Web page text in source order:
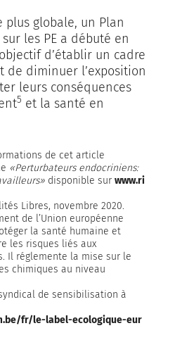
plus globale, un Plan
les PE a débuté en
d’établir un cadre
de diminuer l’exposition
leurs conséquences
5 et la santé en
de cet article
«Perturbateurs endocriniens:
disponible sur www.ri
Libres, novembre 2020.
de l’Union européenne
la santé humaine et
les risques liés aux
Il réglemente la mise sur le
chimiques au niveau
de sensibilisation à
fr/le-label-ecologique-eur